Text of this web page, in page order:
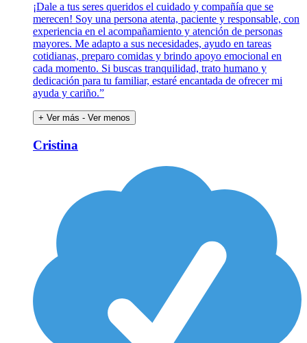
¡Dale a tus seres queridos el cuidado y compañía que se
merecen! Soy una persona atenta, paciente y responsable, con
experiencia en el acompañamiento y atención de personas
mayores. Me adapto a sus necesidades, ayudo en tareas
cotidianas, preparo comidas y brindo apoyo emocional en
cada momento. Si buscas tranquilidad, trato humano y
dedicación para tu familiar, estaré encantada de ofrecer mi
ayuda y cariño.”
+ Ver más - Ver menos
Cristina